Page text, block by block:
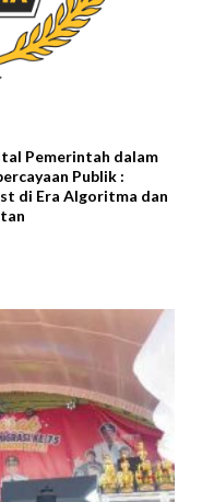
Pemerintah dalam
Publik :
di Era Algoritma dan